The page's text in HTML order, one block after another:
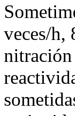
veces/h,